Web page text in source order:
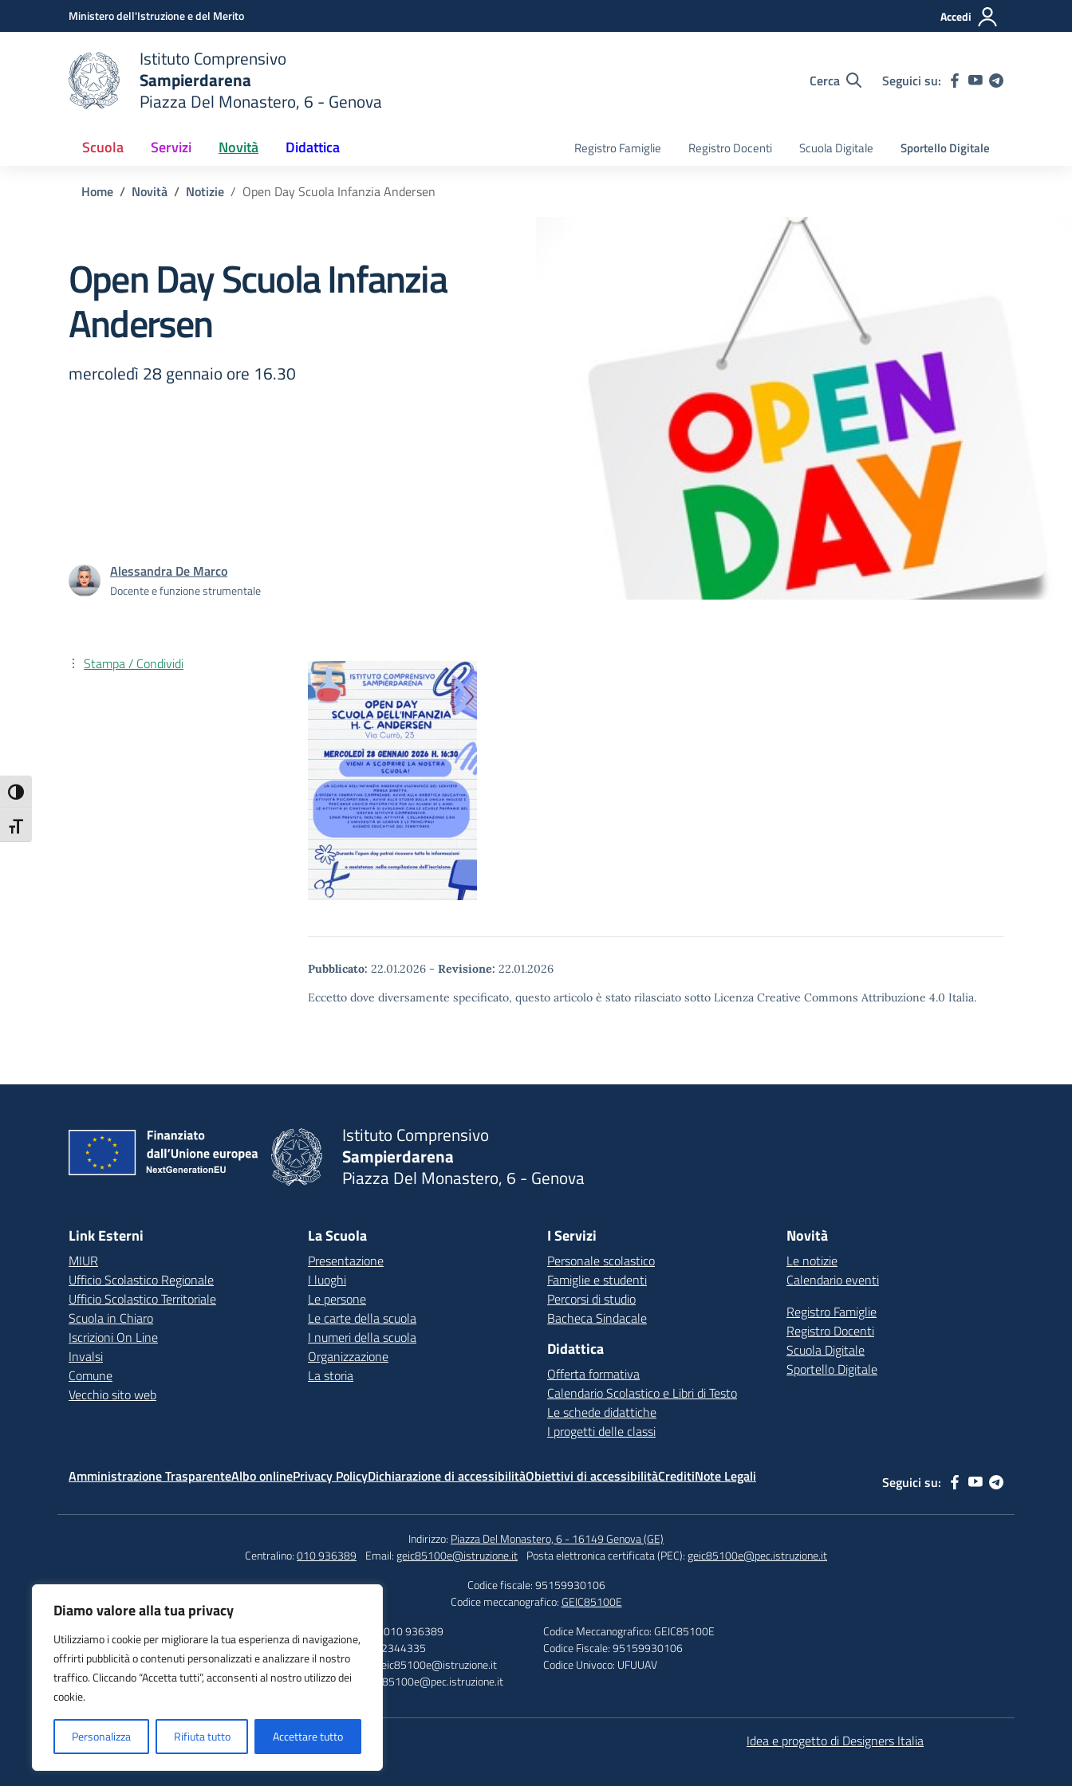
Diamo valore alla tua privacy
Utilizziamo i cookie per migliorare la tua esperienza di navigazione,
offrirti pubblicità o contenuti personalizzati e analizzare il nostro
traffico. Cliccando “Accetta tutti”, acconsenti al nostro utilizzo dei
cookie.
Personalizza Rifiuta tutto Accettare tutto
Attiva/disattiva alto contrasto
Attiva/disattiva dimensione testo
Vai ai contenuti
Vai al menu di navigazioneMinistero dell'Istruzione e del Merito Accedi
scuola
Istituto Comprensivo
Sampierdarena
Piazza Del Monastero, 6 - Genova
Cerca Seguici su:
Scuola Servizi Novità Didattica Registro Famiglie Registro Docenti Scuola Digitale Sportello Digitale
Home Novità Notizie Open Day Scuola Infanzia Andersen
Open Day Scuola Infanzia
Andersen
mercoledì 28 gennaio ore 16.30
Alessandra De Marco
Docente e funzione strumentale
Pubblicato: 22.01.2026 - Revisione: 22.01.2026
Eccetto dove diversamente specificato, questo articolo è stato rilasciato sotto Licenza Creative Commons Attribuzione 4.0 Italia.
Stampa / Condividi
Istituto Comprensivo
Sampierdarena
Piazza Del Monastero, 6 - Genova
Link Esterni
MIUR
Ufficio Scolastico Regionale
Ufficio Scolastico Territoriale
Scuola in Chiaro
Iscrizioni On Line
Invalsi
Comune
Vecchio sito web
La Scuola
Presentazione
I luoghi
Le persone
Le carte della scuola
I numeri della scuola
Organizzazione
La storia
I Servizi
Personale scolastico
Famiglie e studenti
Percorsi di studio
Bacheca Sindacale
Didattica
Offerta formativa
Calendario Scolastico e Libri di Testo
Le schede didattiche
I progetti delle classi
Novità
Le notizie
Calendario eventi
Registro Famiglie
Registro Docenti
Scuola Digitale
Sportello Digitale
Amministrazione TrasparenteAlbo onlinePrivacy PolicyDichiarazione di accessibilitàObiettivi di accessibilitàCreditiNote Legali Seguici su:
Indirizzo: Piazza Del Monastero, 6 - 16149 Genova (GE)
Centralino:010 936389 Email:geic85100e@istruzione.it Posta elettronica certificata (PEC):geic85100e@pec.istruzione.it
Codice fiscale: 95159930106
Codice meccanografico:GEIC85100E
Sampierdarena
Piazza Del Monastero, 6
16149 Genova (GE)
Telefono: 010 936389
Fax: 010 2344335
E-mail: geic85100e@istruzione.it
PEC: geic85100e@pec.istruzione.it
Codice Meccanografico: GEIC85100E
Codice Fiscale: 95159930106
Codice Univoco: UFUUAV
Idea e progetto di Designers Italia